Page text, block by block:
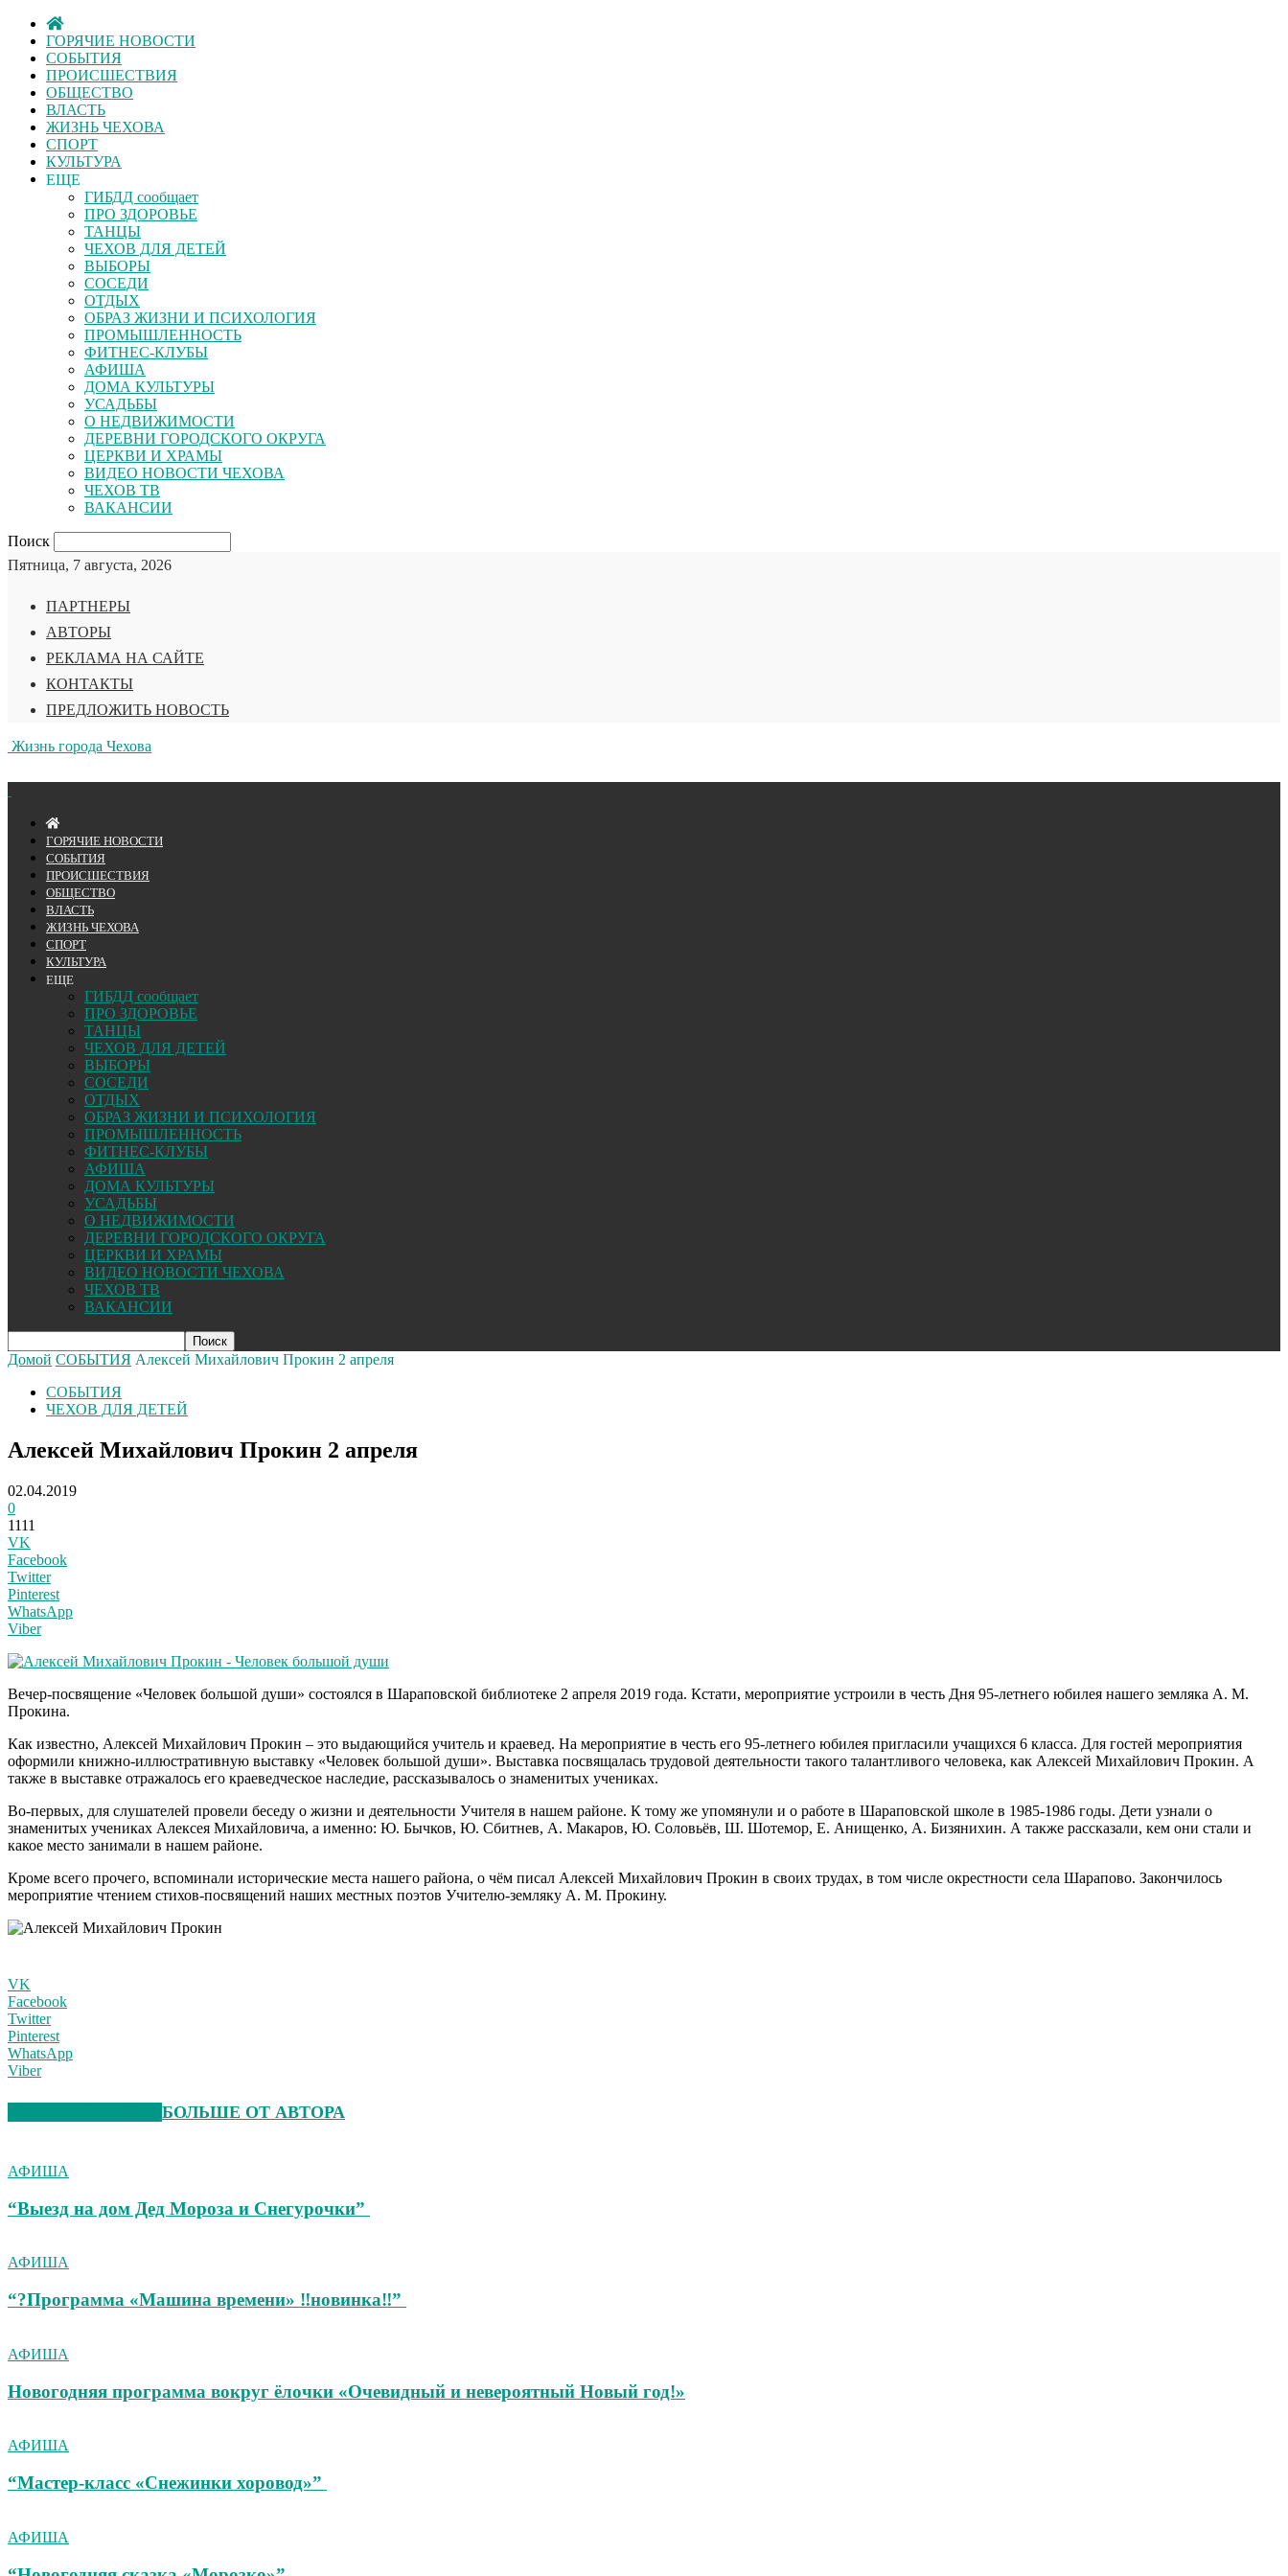
ГОРЯЧИЕ НОВОСТИ
СОБЫТИЯ
ПРОИСШЕСТВИЯ
ОБЩЕСТВО
ВЛАСТЬ
ЖИЗНЬ ЧЕХОВА
СПОРТ
КУЛЬТУРА
ЕЩЕ
ГИБДД сообщает
ПРО ЗДОРОВЬЕ
ТАНЦЫ
ЧЕХОВ ДЛЯ ДЕТЕЙ
ВЫБОРЫ
СОСЕДИ
ОТДЫХ
ОБРАЗ ЖИЗНИ И ПСИХОЛОГИЯ
ПРОМЫШЛЕННОСТЬ
ФИТНЕС-КЛУБЫ
АФИША
ДОМА КУЛЬТУРЫ
УСАДЬБЫ
О НЕДВИЖИМОСТИ
ДЕРЕВНИ ГОРОДСКОГО ОКРУГА
ЦЕРКВИ И ХРАМЫ
ВИДЕО НОВОСТИ ЧЕХОВА
ЧЕХОВ ТВ
ВАКАНСИИ
Поиск
Пятница, 7 августа, 2026
ПАРТНЕРЫ
АВТОРЫ
РЕКЛАМА НА САЙТЕ
КОНТАКТЫ
ПРЕДЛОЖИТЬ НОВОСТЬ
Жизнь города Чехова
ГОРЯЧИЕ НОВОСТИ
СОБЫТИЯ
ПРОИСШЕСТВИЯ
ОБЩЕСТВО
ВЛАСТЬ
ЖИЗНЬ ЧЕХОВА
СПОРТ
КУЛЬТУРА
ЕЩЕ
ГИБДД сообщает
ПРО ЗДОРОВЬЕ
ТАНЦЫ
ЧЕХОВ ДЛЯ ДЕТЕЙ
ВЫБОРЫ
СОСЕДИ
ОТДЫХ
ОБРАЗ ЖИЗНИ И ПСИХОЛОГИЯ
ПРОМЫШЛЕННОСТЬ
ФИТНЕС-КЛУБЫ
АФИША
ДОМА КУЛЬТУРЫ
УСАДЬБЫ
О НЕДВИЖИМОСТИ
ДЕРЕВНИ ГОРОДСКОГО ОКРУГА
ЦЕРКВИ И ХРАМЫ
ВИДЕО НОВОСТИ ЧЕХОВА
ЧЕХОВ ТВ
ВАКАНСИИ
Домой СОБЫТИЯ Алексей Михайлович Прокин 2 апреля
СОБЫТИЯ
ЧЕХОВ ДЛЯ ДЕТЕЙ
Алексей Михайлович Прокин 2 апреля
02.04.2019
0
1111
VK
Facebook
Twitter
Pinterest
WhatsApp
Viber
Вечер-посвящение «Человек большой души» состоялся в Шараповской библиотеке 2 апреля 2019 года. Кстати, мероприятие устроили в честь Дня 95-летнего юбилея нашего земляка А. М.
Прокина.
Как известно, Алексей Михайлович Прокин – это выдающийся учитель и краевед. На мероприятие в честь его 95-летнего юбилея пригласили учащихся 6 класса. Для гостей мероприятия
оформили книжно-иллюстративную выставку «Человек большой души». Выставка посвящалась трудовой деятельности такого талантливого человека, как Алексей Михайлович Прокин. А
также в выставке отражалось его краеведческое наследие, рассказывалось о знаменитых учениках.
Во-первых, для слушателей провели беседу о жизни и деятельности Учителя в нашем районе. К тому же упомянули и о работе в Шараповской школе в 1985-1986 годы. Дети узнали о
знаменитых учениках Алексея Михайловича, а именно: Ю. Бычков, Ю. Сбитнев, А. Макаров, Ю. Соловьёв, Ш. Шотемор, Е. Анищенко, А. Бизянихин. А также рассказали, кем они стали и
какое место занимали в нашем районе.
Кроме всего прочего, вспоминали исторические места нашего района, о чём писал Алексей Михайлович Прокин в своих трудах, в том числе окрестности села Шарапово. Закончилось
мероприятие чтением стихов-посвящений наших местных поэтов Учителю-земляку А. М. Прокину.
VK
Facebook
Twitter
Pinterest
WhatsApp
Viber
БОЛЬШЕ ОТ АВТОРА
АФИША
“Выезд на дом Дед Мороза и Снегурочки”
АФИША
“?Программа «Машина времени» ‼новинка‼”
АФИША
Новогодняя программа вокруг ёлочки «Очевидный и невероятный Новый год!»
АФИША
“Мастер-класс «Снежинки хоровод»”
АФИША